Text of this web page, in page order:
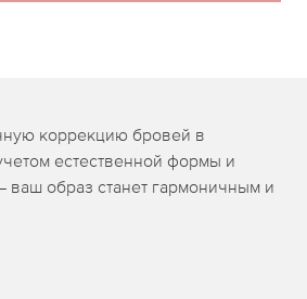
коррекцию бровей в
естественной формы и
ваш образ станет гармоничным и